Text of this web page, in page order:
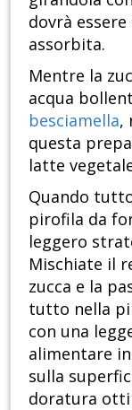
dovrà
assorbita.
Mentre la
acqua
besciamella,
questa
latte
Quando
pirofila da
leggero
Mischiate il
zucca e la
tutto nella
con una
alimentare
sulla
doratura